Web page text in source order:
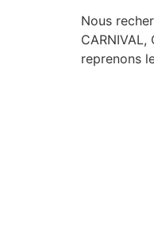
Nous
CARNIVAL,
reprenons